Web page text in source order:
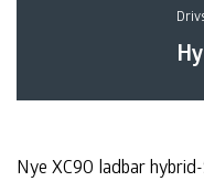
Nye XC90 ladbar